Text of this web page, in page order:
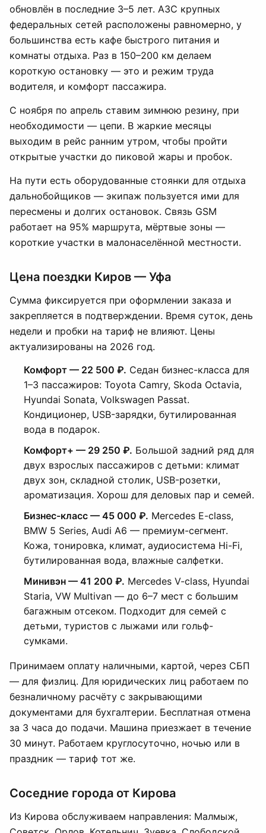
обновлён в последние 3–5 лет. АЗС крупных
федеральных сетей расположены равномерно, у
большинства есть кафе быстрого питания и
комнаты отдыха. Раз в 150–200 км делаем
короткую остановку — это и режим труда
водителя, и комфорт пассажира.
С ноября по апрель ставим зимнюю резину, при
необходимости — цепи. В жаркие месяцы
выходим в рейс ранним утром, чтобы пройти
открытые участки до пиковой жары и пробок.
На пути есть оборудованные стоянки для отдыха
дальнобойщиков — экипаж пользуется ими для
пересмены и долгих остановок. Связь GSM
работает на 95% маршрута, мёртвые зоны —
короткие участки в малонаселённой местности.
Цена поездки Киров — Уфа
Сумма фиксируется при оформлении заказа и
закрепляется в подтверждении. Время суток, день
недели и пробки на тариф не влияют. Цены
актуализированы на 2026 год.
Комфорт — 22 500 ₽. Седан бизнес-класса для
1–3 пассажиров: Toyota Camry, Skoda Octavia,
Hyundai Sonata, Volkswagen Passat.
Кондиционер, USB-зарядки, бутилированная
вода в подарок.
Комфорт+ — 29 250 ₽. Большой задний ряд для
двух взрослых пассажиров с детьми: климат
двух зон, складной столик, USB-розетки,
ароматизация. Хорош для деловых пар и семей.
Бизнес-класс — 45 000 ₽. Mercedes E-class,
BMW 5 Series, Audi A6 — премиум-сегмент.
Кожа, тонировка, климат, аудиосистема Hi-Fi,
бутилированная вода, влажные салфетки.
Минивэн — 41 200 ₽. Mercedes V-class, Hyundai
Staria, VW Multivan — до 6–7 мест с большим
багажным отсеком. Подходит для семей с
детьми, туристов с лыжами или гольф-
сумками.
Принимаем оплату наличными, картой, через СБП
— для физлиц. Для юридических лиц работаем по
безналичному расчёту с закрывающими
документами для бухгалтерии. Бесплатная отмена
за 3 часа до подачи. Машина приезжает в течение
30 минут. Работаем круглосуточно, ночью или в
праздник — тариф тот же.
Соседние города от Кирова
Из Кирова обслуживаем направления: Малмыж,